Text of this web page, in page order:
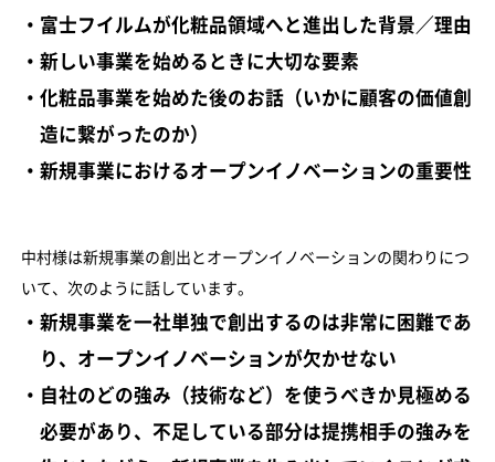
・富士フイルムが化粧品領域へと進出した背景／理由
・新しい事業を始めるときに大切な要素
・化粧品事業を始めた後のお話（いかに顧客の価値創
造に繋がったのか）
・新規事業におけるオープンイノベーションの重要性
中村様は新規事業の創出とオープンイノベーションの関わりにつ
いて、次のように話しています。
・新規事業を一社単独で創出するのは非常に困難であ
り、オープンイノベーションが欠かせない
・自社のどの強み（技術など）を使うべきか見極める
必要があり、不足している部分は提携相手の強みを